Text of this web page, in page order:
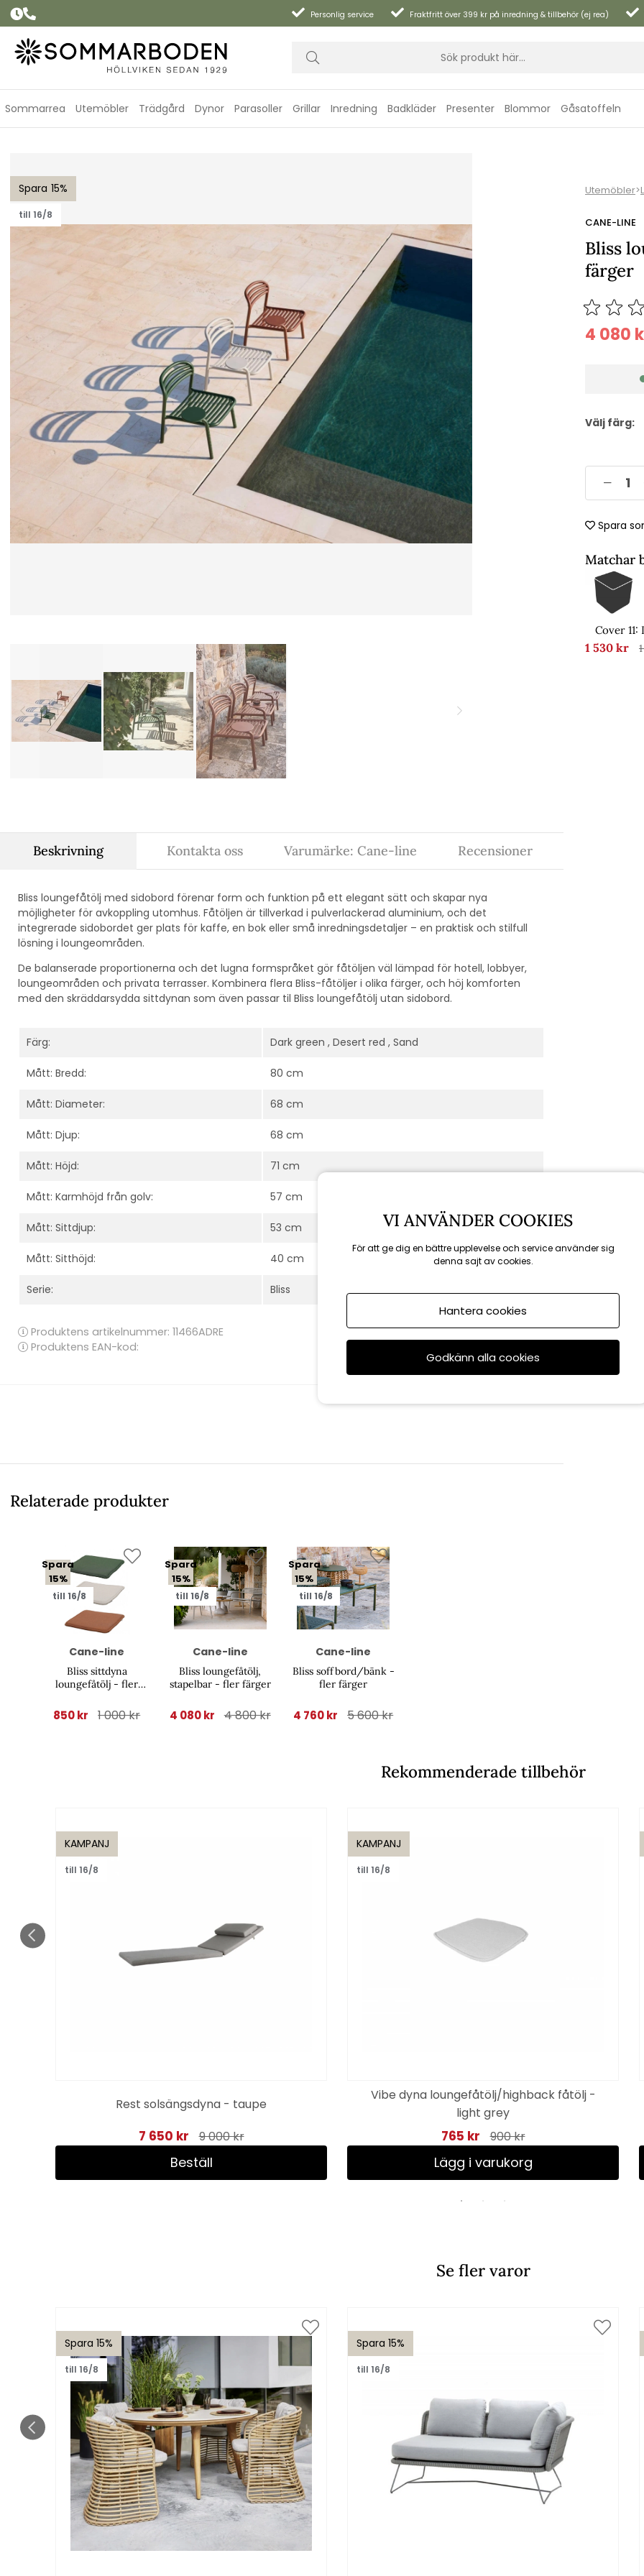
Personlig service Fraktfritt över 399 kr på inredning & tillbehör (ej rea)
Sommarrea Utemöbler Trädgård Dynor Parasoller Grillar Inredning Badkläder Presenter Blommor Gåsatoffeln
15
till 16/8
Utemöbler>
CANE-LINE
Bliss
färger
4 080
Välj färg:
Spara
Matchar
Cover
1 530 kr
Beskrivning
Bliss loungefåtölj med sidobord förenar form och funktion på ett elegant sätt och skapar nya
möjligheter för avkoppling utomhus. Fåtöljen är tillverkad i pulverlackerad aluminium, och det
integrerade sidobordet ger plats för kaffe, en bok eller små inredningsdetaljer – en praktisk och stilfull
lösning i loungeområden.
De balanserade proportionerna och det lugna formspråket gör fåtöljen väl lämpad för hotell, lobbyer,
loungeområden och privata terrasser. Kombinera flera Bliss-fåtöljer i olika färger, och höj komforten
med den skräddarsydda sittdynan som även passar til Bliss loungefåtölj utan sidobord.
Färg: Dark green , Desert red , Sand
Mått: Bredd: 80 cm
Mått: Diameter: 68 cm
Mått: Djup: 68 cm
Mått: Höjd: 71 cm
Mått: Karmhöjd från golv: 57 cm
Mått: Sittdjup: 53 cm
Mått: Sitthöjd: 40 cm
Serie: Bliss
Produktens artikelnummer: 11466ADRE
Produktens EAN-kod:
Kontakta oss Varumärke: Cane-line Recensioner
Relaterade produkter
Spara
15%
till 16/8
Cane-line
Bliss sittdyna
loungefåtölj - fler
850 kr 1 000 kr
Spara
15%
till 16/8
Cane-line
Bliss loungefåtölj,
stapelbar - fler färger
4 080 kr 4 800 kr
Spara
15%
till 16/8
Cane-line
Bliss soffbord/bänk -
fler färger
4 760 kr 5 600 kr
Rekommenderade tillbehör
KAMPANJ
till 16/8
Rest solsängsdyna - taupe
7 650 kr 9 000 kr
Beställ
KAMPANJ
till 16/8
Vibe dyna loungefåtölj/highback fåtölj -
light grey
765 kr 900 kr
Lägg i varukorg
Se fler varor
Spara 15%
till 16/8
Spara 15%
till 16/8
VI ANVÄNDER COOKIES
För att ge dig en bättre upplevelse och service använder sig
denna sajt av cookies.
Hantera cookies
Godkänn alla cookies